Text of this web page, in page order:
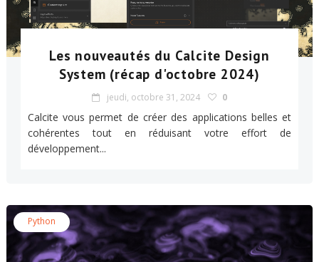
Les nouveautés du Calcite Design
System (récap d'octobre 2024)
jeudi, octobre 31, 2024 0
Calcite vous permet de créer des applications belles et
cohérentes tout en réduisant votre effort de
développement...
Python